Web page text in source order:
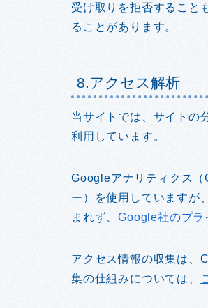
受け取りを拒否すること
ることがあります。
8.アクセス解析
当サイトでは、サイトの
利用しています。
Googleアナリティクス
ー）を使用していますが
まれず、Google社のプラ
アクセス情報の収集は、
集の仕組みについては、